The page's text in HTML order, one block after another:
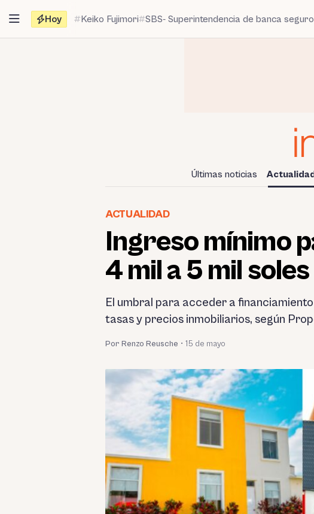
contenido
Hoy Keiko Fujimori SBS- Superintendencia de banca
Últimas noticias
ACTUALIDAD
Ingreso mínimo
4 mil a 5 mil soles
El umbral para acceder a
tasas y precios inmobiliarios, según
Por Renzo Reusche • 15 de mayo